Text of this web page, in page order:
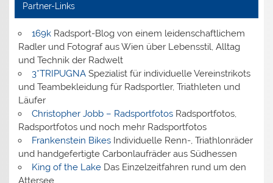
Partner-Links
169kRadsport-Blog von einem leidenschaftlichem
Radler und Fotograf aus Wien über Lebensstil, Alltag
und Technik der Radwelt
3*TRIPUGNASpezialist für individuelle Vereinstrikots
und Teambekleidung für Radsportler, Triathleten und
Läufer
Christopher Jobb – RadsportfotosRadsportfotos,
Radsportfotos und noch mehr Radsportfotos
Frankenstein BikesIndividuelle Renn-, Triathlonräder
und handgefertigte Carbonlaufräder aus Südhessen
King of the LakeDas Einzelzeitfahren rund um den
Attersee